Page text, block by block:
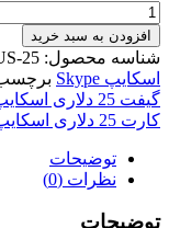
گیفت
کارت
25
دلاری
اسکایپ
skype
عدد
افزودن به سبد خرید
شناسه محصول: 25
اسکایپ Skype
گیفت 25 دلاری اسکایپ skype
کارت 25 دلاری اسکایپ skype
توضیحات
نظرات (0)
توضیحات